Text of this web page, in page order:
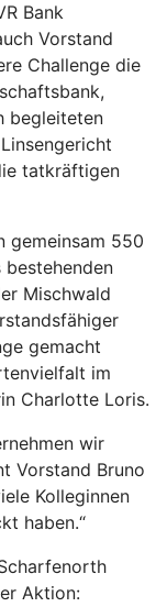
Bank
Vorstand
Challenge die
begleiteten
tatkräftigen
gemeinsam 550
Mischwald
gemacht
im
Charlotte Loris.
wir
Vorstand Bruno
Kolleginnen
haben.“
Aktion: